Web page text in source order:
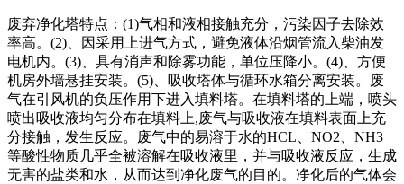
废弃净化塔特点：(1)气相和液相接触充分，污染因子去除效
率高。(2)、因采用上进气方式，避免液体沿烟管流入柴油发
电机内。(3)、具有消声和除雾功能，单位压降小。(4)、方便
机房外墙悬挂安装。(5)、吸收塔体与循环水箱分离安装。废
气在引风机的负压作用下进入填料塔。在填料塔的上端，喷头
喷出吸收液均匀分布在填料上,废气与吸收液在填料表面上充
分接触，发生反应。废气中的易溶于水的HCL、NO2、NH3
等酸性物质几乎全被溶解在吸收液里，并与吸收液反应，生成
无害的盐类和水，从而达到净化废气的目的。净化后的气体会